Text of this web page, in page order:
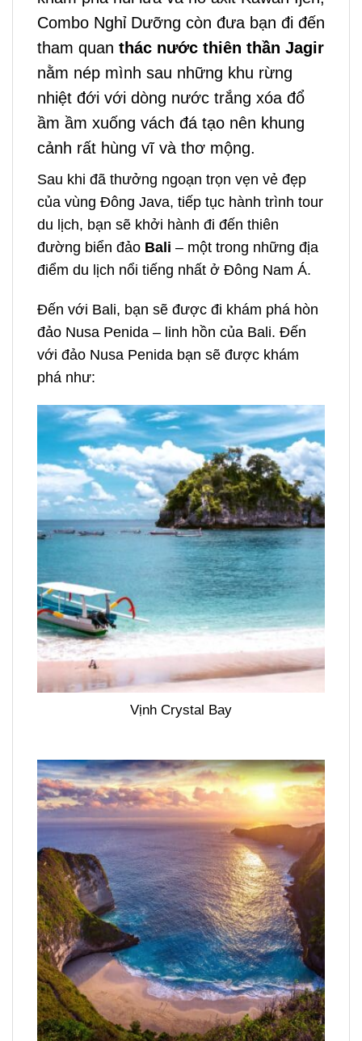
Combo Nghỉ Dưỡng còn đưa bạn đi đến
tham quan thác nước thiên thần Jagir
nằm nép mình sau những khu rừng
nhiệt đới với dòng nước trắng xóa đổ
ầm ầm xuống vách đá tạo nên khung
cảnh rất hùng vĩ và thơ mộng.
Sau khi đã thưởng ngoạn trọn vẹn vẻ đẹp
của vùng Đông Java, tiếp tục hành trình tour
du lịch, bạn sẽ khởi hành đi đến thiên
đường biển đảo Bali – một trong những địa
điểm du lịch nổi tiếng nhất ở Đông Nam Á.
Đến với Bali, bạn sẽ được đi khám phá hòn
đảo Nusa Penida – linh hồn của Bali. Đến
với đảo Nusa Penida bạn sẽ được khám
phá như:
Vịnh Crystal Bay